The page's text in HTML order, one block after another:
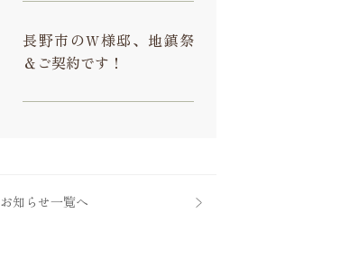
長野市のW様邸、地鎮祭
＆ご契約です！
お知らせ一覧へ